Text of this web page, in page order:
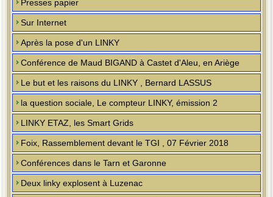
Presses papier
Sur Internet
Après la pose d'un LINKY
Conférence de Maud BIGAND à Castet d'Aleu, en Ariège
Le but et les raisons du LINKY , Bernard LASSUS
la question sociale, Le compteur LINKY, émission 2
LINKY ETAZ, les Smart Grids
Foix, Rassemblement devant le TGI , 07 Février 2018
Conférences dans le Tarn et Garonne
Deux linky explosent à Luzenac